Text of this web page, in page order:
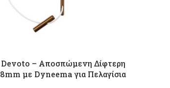
Devoto – Αποσπώμενη Δίφτερη
8mm με Dyneema για Πελαγίσια